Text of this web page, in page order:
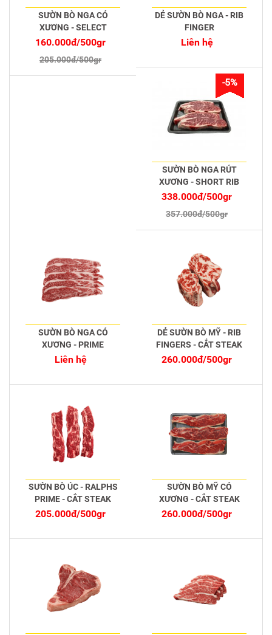
SƯỜN BÒ NGA CÓ
XƯƠNG - SELECT
160.000đ/500gr
205.000đ/500gr
DẺ SƯỜN BÒ NGA - RIB
FINGER
Liên hệ
SƯỜN BÒ NGA RÚT
XƯƠNG - SHORT RIB
BONE LESS ANGUS
338.000đ/500gr
357.000đ/500gr
-5%
SƯỜN BÒ NGA CÓ
XƯƠNG - PRIME
Liên hệ
DẺ SƯỜN BÒ MỸ - RIB
FINGERS - CẮT STEAK
260.000đ/500gr
SƯỜN BÒ ÚC - RALPHS
PRIME - CẮT STEAK
205.000đ/500gr
SƯỜN BÒ MỸ CÓ
XƯƠNG - CẮT STEAK
260.000đ/500gr